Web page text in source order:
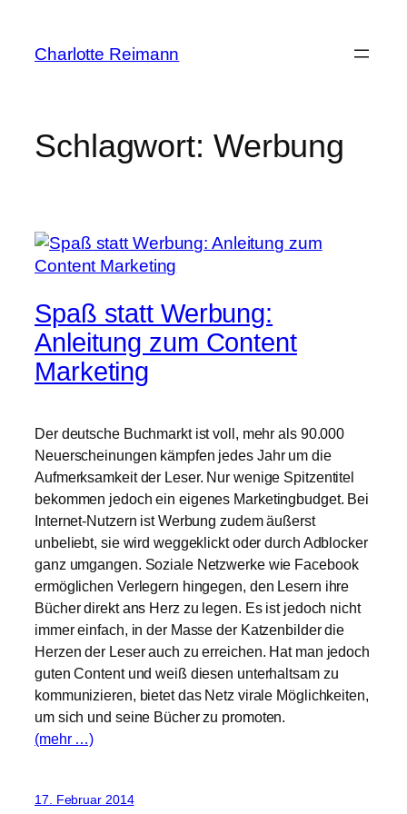
springen
Charlotte Reimann
Schlagwort: Werbung
Spaß statt Werbung:
Anleitung zum Content
Marketing
Der deutsche Buchmarkt ist voll, mehr als 90.000
Neuerscheinungen kämpfen jedes Jahr um die
Aufmerksamkeit der Leser. Nur wenige Spitzentitel
bekommen jedoch ein eigenes Marketingbudget. Bei
Internet-Nutzern ist Werbung zudem äußerst
unbeliebt, sie wird weggeklickt oder durch Adblocker
ganz umgangen. Soziale Netzwerke wie Facebook
ermöglichen Verlegern hingegen, den Lesern ihre
Bücher direkt ans Herz zu legen. Es ist jedoch nicht
immer einfach, in der Masse der Katzenbilder die
Herzen der Leser auch zu erreichen. Hat man jedoch
guten Content und weiß diesen unterhaltsam zu
kommunizieren, bietet das Netz virale Möglichkeiten,
um sich und seine Bücher zu promoten.
(mehr …)
17. Februar 2014